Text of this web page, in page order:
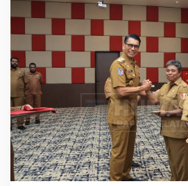
l
e
t
P
O
N
-
P
e
p